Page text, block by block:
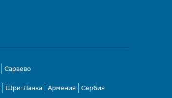
Сараево
Шри-Ланка Армения Сербия